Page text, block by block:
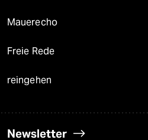
Mauerecho
Freie Rede
reingehen
Newsletter